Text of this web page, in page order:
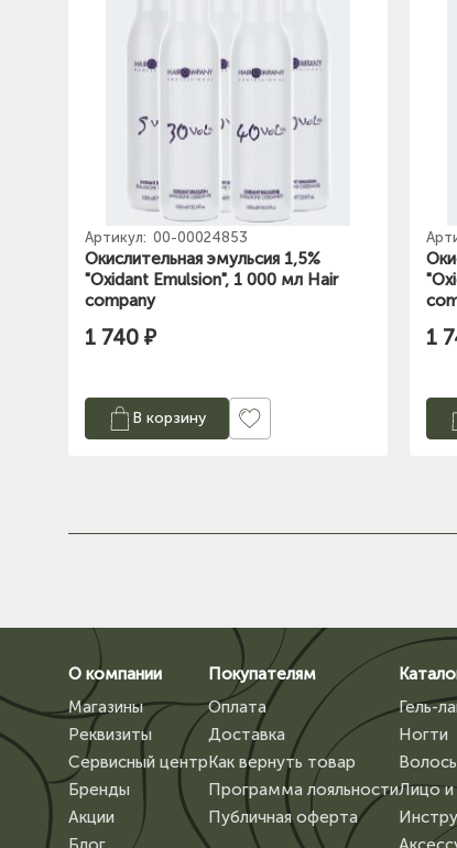
Артикул: 00-00024853
Окислительная эмульсия 1,5%
"Oxidant Emulsion", 1 000 мл Hair
company
1 740 ₽
В корзину
1
О компании
Магазины
Реквизиты
Сервисный центр
Бренды
Акции
Покупателям
Оплата
Доставка
Как вернуть товар
Программа лояльности
Публичная оферта
Гель-
Ногти
Лицо